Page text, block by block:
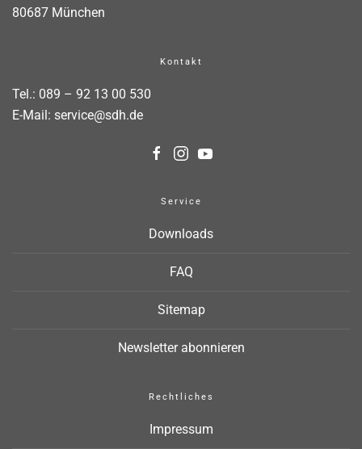
80687 München
Kontakt
Tel.: 089 – 92 13 00 530
E-Mail: service@sdh.de
Service
Downloads
FAQ
Sitemap
Newsletter abonnieren
Rechtliches
Impressum